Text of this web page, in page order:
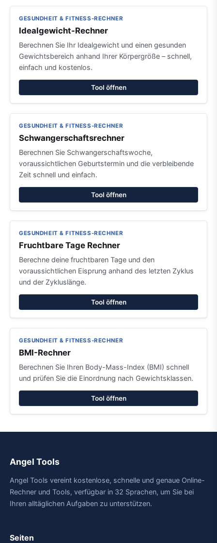
GESUNDHEIT & FITNESS-RECHNER
Idealgewicht-Rechner
Berechnen Sie Ihr Idealgewicht und einen gesunden
Gewichtsbereich anhand Ihrer Körpergröße – schnell,
einfach und kostenlos.
Tool öffnen
GESUNDHEIT & FITNESS-RECHNER
Schwangerschaftsrechner
Berechnen Sie Schwangerschaftswoche,
voraussichtlichen Geburtstermin und die verbleibende
Zeit schnell und einfach.
Tool öffnen
GESUNDHEIT & FITNESS-RECHNER
Fruchtbare Tage Rechner
Berechne deine fruchtbaren Tage und den
voraussichtlichen Eisprung anhand des letzten Zyklus
und der Zykluslänge.
Tool öffnen
GESUNDHEIT & FITNESS-RECHNER
BMI-Rechner
Berechnen Sie Ihren Body-Mass-Index (BMI) schnell
und prüfen Sie die Einordnung nach Gewichtsklassen.
Tool öffnen
Angel Tools
Angel Tools vereint kostenlose, schnelle und genaue Online-
Rechner und Tools, verfügbar in 32 Sprachen, um Sie bei
Ihren alltäglichen Aufgaben zu unterstützen.
Seiten